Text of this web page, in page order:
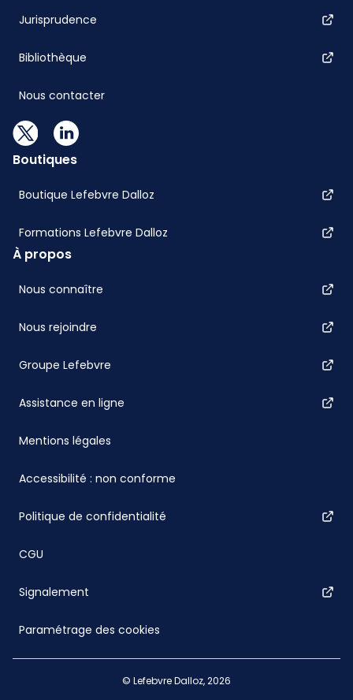
Jurisprudence
Bibliothèque
Nous contacter
Boutiques
Boutique Lefebvre Dalloz
Formations Lefebvre Dalloz
À propos
Nous connaître
Nous rejoindre
Groupe Lefebvre
Assistance en ligne
Mentions légales
Accessibilité : non conforme
Politique de confidentialité
CGU
Signalement
Paramétrage des cookies
© Lefebvre Dalloz, 2026